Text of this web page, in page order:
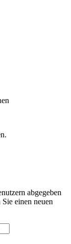
abgegeben
einen neuen